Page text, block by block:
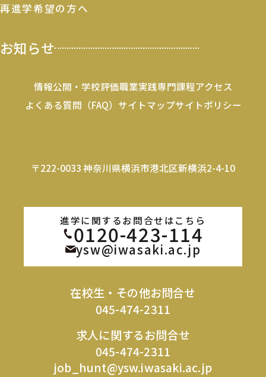
再進学希望の方へ
お知らせ
情報公開・学校評価職業実践専門課程アクセス
よくある質問（FAQ） サイトマップサイトポリシー
〒222-0033 神奈川県横浜市港北区新横浜2-4-10
進学に関するお問合せはこちら
0120-423-114
ysw@iwasaki.ac.jp
在校生・その他お問合せ
045-474-2311
求人に関するお問合せ
045-474-2311
job_hunt@ysw.iwasaki.ac.jp